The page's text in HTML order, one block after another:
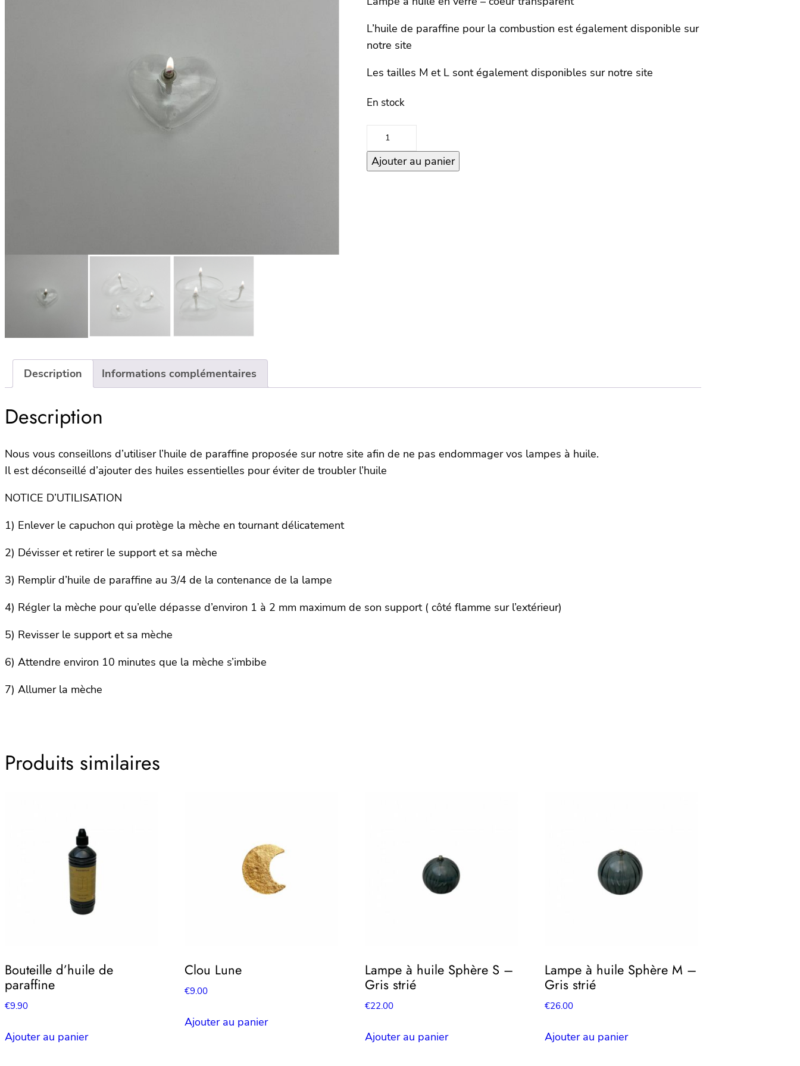
L’huile de paraffine pour la combustion est également disponible sur
notre site
Les tailles M et L sont également disponibles sur notre site
En stock
quantité
Lampe
Ajouter au panier
Description Informations complémentaires
Description
Nous vous conseillons d’utiliser l’huile de paraffine proposée sur notre site afin de ne pas endommager vos lampes à huile.
Il est déconseillé d’ajouter des huiles essentielles pour éviter de troubler l’huile
NOTICE D’UTILISATION
1) Enlever le capuchon qui protège la mèche en tournant délicatement
2) Dévisser et retirer le support et sa mèche
3) Remplir d’huile de paraffine au 3/4 de la contenance de la lampe
4) Régler la mèche pour qu’elle dépasse d’environ 1 à 2 mm maximum de son support ( côté flamme sur l’extérieur)
5) Revisser le support et sa mèche
6) Attendre environ 10 minutes que la mèche s’imbibe
7) Allumer la mèche
Produits similaires
Bouteille d’huile de
paraffine
€9.90
Ajouter au panier
Clou Lune
€9.00
Ajouter au panier
Lampe à huile Sphère S –
Gris strié
€22.00
Ajouter au panier
Lampe à huile Sphère M –
Gris strié
€26.00
Ajouter au panier